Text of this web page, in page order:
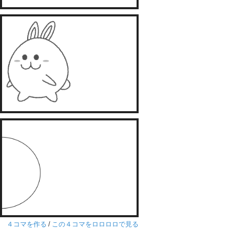
この４コマをロロロロで見る
/
４コマを作る